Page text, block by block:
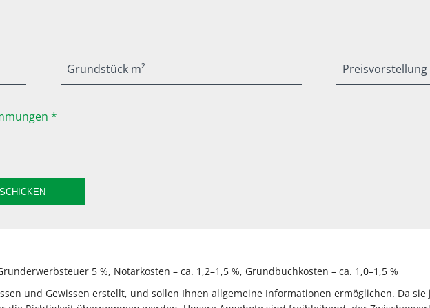
Grundstück m² Preisvorstellung
*
5 %, Notarkosten – ca. 1,2–1,5 %, Grundbuchkosten – ca. 1,0–1,5 %
und Gewissen erstellt, und sollen Ihnen allgemeine Informationen ermöglichen. Da